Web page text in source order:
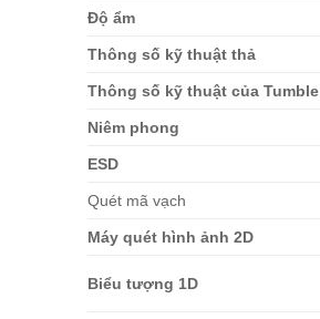
Độ ẩm
Thông số kỹ thuật thả
Thông số kỹ thuật của Tumble
Niêm phong
ESD
Quét mã vạch
Máy quét hình ảnh 2D
Biểu tượng 1D